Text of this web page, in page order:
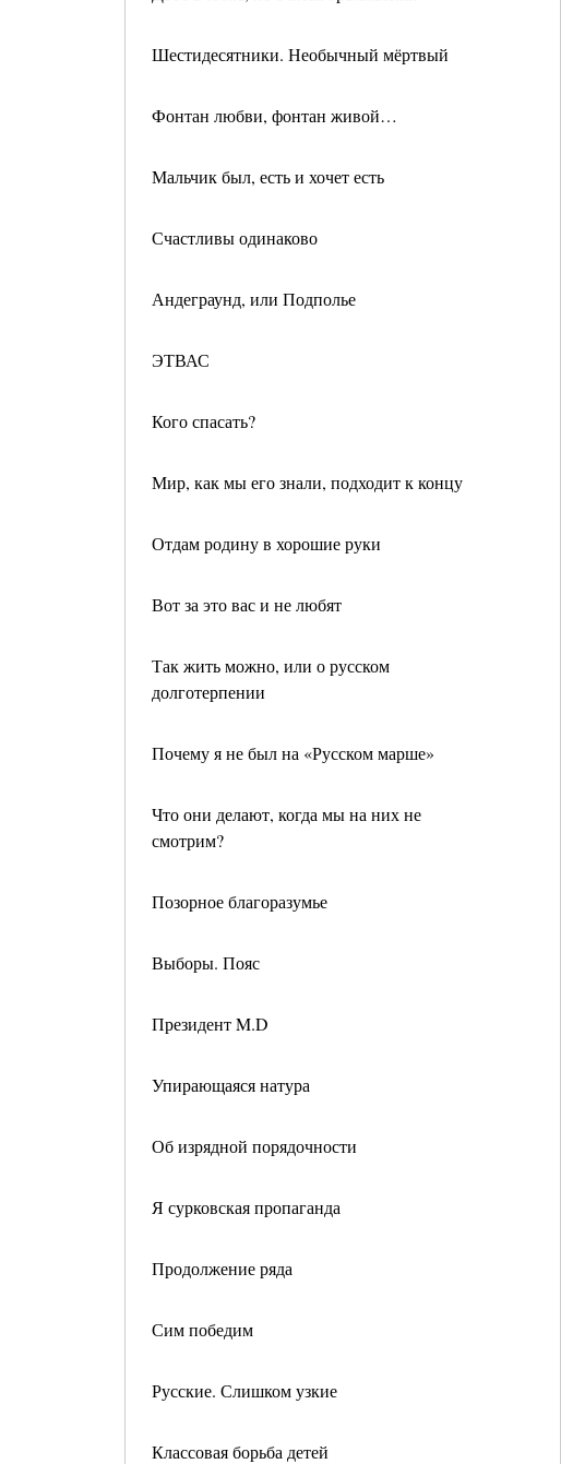
Шестидесятники. Необычный мёртвый
Фонтан любви, фонтан живой…
Мальчик был, есть и хочет есть
Счастливы одинаково
Андеграунд, или Подполье
ЭТВАС
Кого спасать?
Мир, как мы его знали, подходит к концу
Отдам родину в хорошие руки
Вот за это вас и не любят
Так жить можно, или о русском
долготерпении
Почему я не был на «Русском марше»
Что они делают, когда мы на них не
смотрим?
Позорное благоразумье
Выборы. Пояс
Президент M.D
Упирающаяся натура
Об изрядной порядочности
Я сурковская пропаганда
Продолжение ряда
Сим победим
Русские. Слишком узкие
Классовая борьба детей